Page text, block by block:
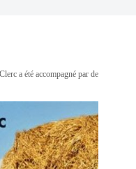
a été accompagné par de